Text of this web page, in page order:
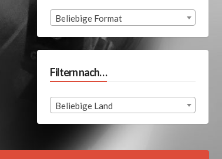
Beliebige Format
Filtern nach…
Beliebige Land